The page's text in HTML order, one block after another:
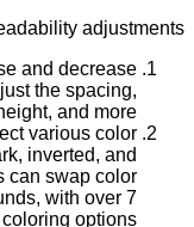
adjustments
and decrease
the spacing,
and more.
various color
inverted, and
can swap color
with over 7
options.